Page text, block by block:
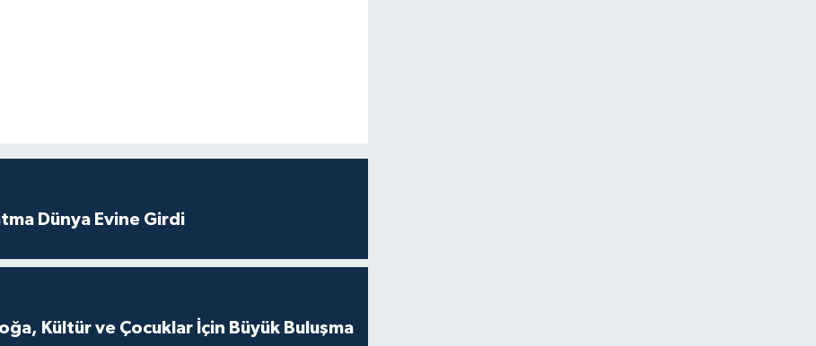
Dünya Evine Girdi
Kültür ve Çocuklar İçin Büyük Buluşma